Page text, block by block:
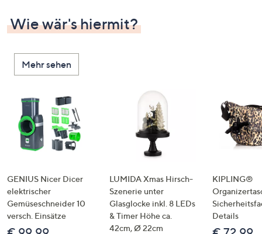
Wie wär's hiermit?
Mehr sehen
GENIUS Nicer Dicer
elektrischer
Gemüseschneider 10
versch. Einsätze
LUMIDA Xmas Hirsch-
Szenerie unter
Glasglocke inkl. 8 LEDs
& Timer Höhe ca.
42cm, Ø 22cm
KIPLING®
Details